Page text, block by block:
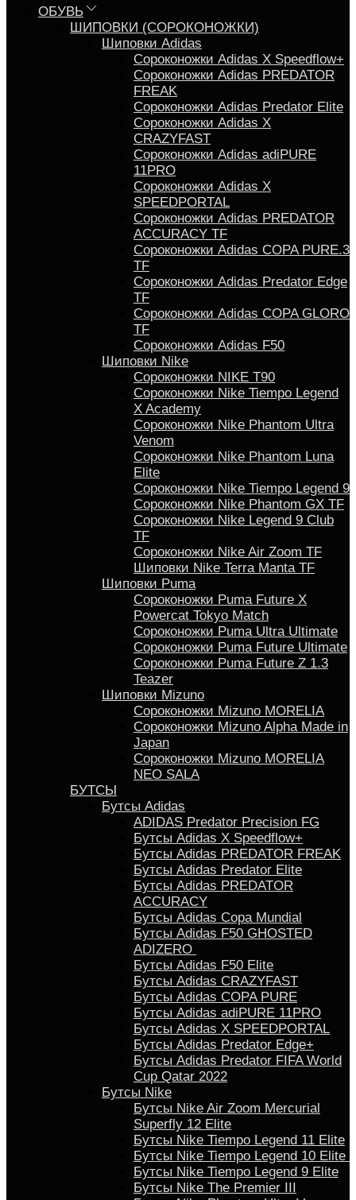
ОБУВЬ
ШИПОВКИ (СОРОКОНОЖКИ)
Шиповки Adidas
Сороконожки Аdidas X Speedflow+
Сороконожки Adidas PREDATOR
FREAK
Сороконожки Adidas Predator Elite
Сороконожки Adidas X
CRAZYFAST
Сороконожки Adidas adiPURE
11PRO
Сороконожки Аdidas X
SPEEDPORTAL
Сороконожки Adidas PREDATOR
ACCURACY TF
Сороконожки Adidas COPA PURE.3
TF
Сороконожки Аdidas Predator Edge
TF
Сороконожки Adidas COPA GLORO
TF
Сороконожки Adidas F50
Шиповки Nike
Сороконожки NIKE T90
Сороконожки Nike Tiempo Legend
X Academy
Сороконожки Nike Phantom Ultra
Venom
Сороконожки Nike Phantom Luna
Elite
Сороконожки Nike Tiempo Legend 9
Сороконожки Nike Phantom GX TF
Сороконожки Nike Legend 9 Club
TF
Сороконожки Nike Air Zoom TF
Шиповки Nike Terra Manta TF
Шиповки Puma
Сороконожки Puma Future X
Powercat Tokyo Match
Сороконожки Puma Ultra Ultimate
Сороконожки Puma Future Ultimate
Сороконожки Puma Future Z 1.3
Teazer
Шиповки Mizuno
Сороконожки Mizuno MORELIA
Сороконожки Mizuno Alpha Made in
Japan
Сороконожки Mizuno MORELIA
NEO SALA
БУТСЫ
Бутсы Adidas
ADIDAS Predator Precision FG
Бутсы Аdidas X Speedflow+
Бутсы Adidas PREDATOR FREAK
Бутсы Adidas Predator Elite
Бутсы Adidas PREDATOR
ACCURACY
Бутсы Adidas Copa Mundial
Бутсы Аdidas F50 GHOSTED
ADIZERO
Бутсы Adidas F50 Elite
Бутсы Adidas CRAZYFAST
Бутсы Adidas COPA PURE
Бутсы Adidas adiPURE 11PRO
Бутсы Аdidas X SPEEDPORTAL
Бутсы Аdidas Predator Edge+
Бутсы Аdidas Predator FIFA World
Cup Qatar 2022
Бутсы Nike
Бутсы Nike Air Zoom Mercurial
Superfly 12 Elite
Бутсы Nike Tiempo Legend 11 Elite
Бутсы Nike Tiempo Legend 10 Elite
Бутсы Nike Tiempo Legend 9 Elite
Бутсы Nike The Premier III